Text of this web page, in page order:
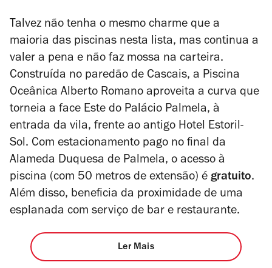
Talvez não tenha o mesmo charme que a
maioria das piscinas nesta lista, mas continua a
valer a pena e não faz mossa na carteira.
Construída no paredão de Cascais, a Piscina
Oceânica Alberto Romano aproveita a curva que
torneia a face Este do Palácio Palmela, à
entrada da vila, frente ao antigo Hotel Estoril-
Sol. Com estacionamento pago no final da
Alameda Duquesa de Palmela, o acesso à
piscina (com 50 metros de extensão) é gratuito.
Além disso, beneficia da proximidade de uma
esplanada com serviço de bar e restaurante.
Ler Mais